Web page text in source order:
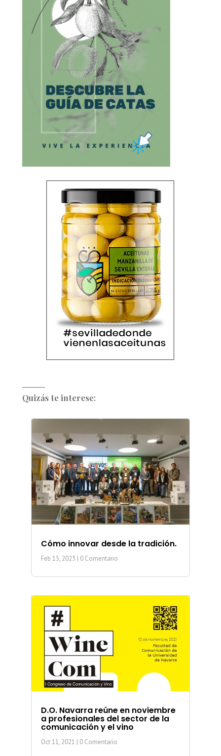
Quizás te interese:
Cómo innovar desde la tradición.
Feb 15, 2023 | 0 Comentario
D.O. Navarra reúne en noviembre
a profesionales del sector de la
comunicación y el vino
Oct 11, 2021 | 0 Comentario